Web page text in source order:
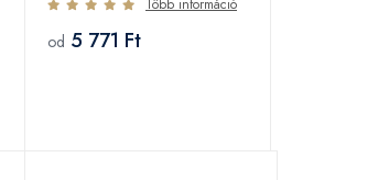
Több információ
od 5 771 Ft